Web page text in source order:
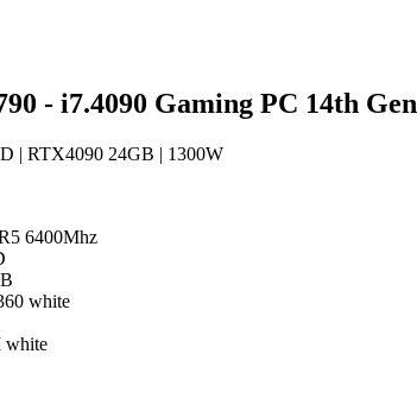
- i7.4090 Gaming PC 14th Gen
| RTX4090 24GB | 1300W
6400Mhz
white
white